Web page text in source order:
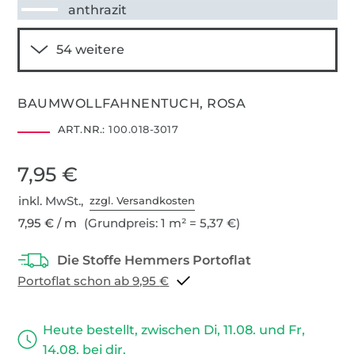
anthrazit
BAUMWOLLFAHNENTUCH, ROSA
ART.NR.: 100.018-3017
7,95 €
inkl. MwSt.,zzgl. Versandkosten
7,95 € / m (Grundpreis: 1 m² = 5,37 €)
Portoflat schon ab 9,95 €
Heute bestellt, zwischen Di, 11.08. und Fr,
14.08. bei dir.